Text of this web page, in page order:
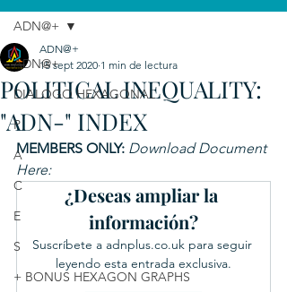
ADN@+
DIALOGO HEXAGONAL
P
A
C
E
S
+ BONUS HEXAGON GRAPHS
ADN@+
POLITICAL INEQUALITY:
"ADN-" INDEX
ADN@+
15 sept 2020 1 min de lectura
MEMBERS ONLY: Download Document
Here:
¿Deseas ampliar la
información?
Suscríbete a adnplus.co.uk para seguir
leyendo esta entrada exclusiva.